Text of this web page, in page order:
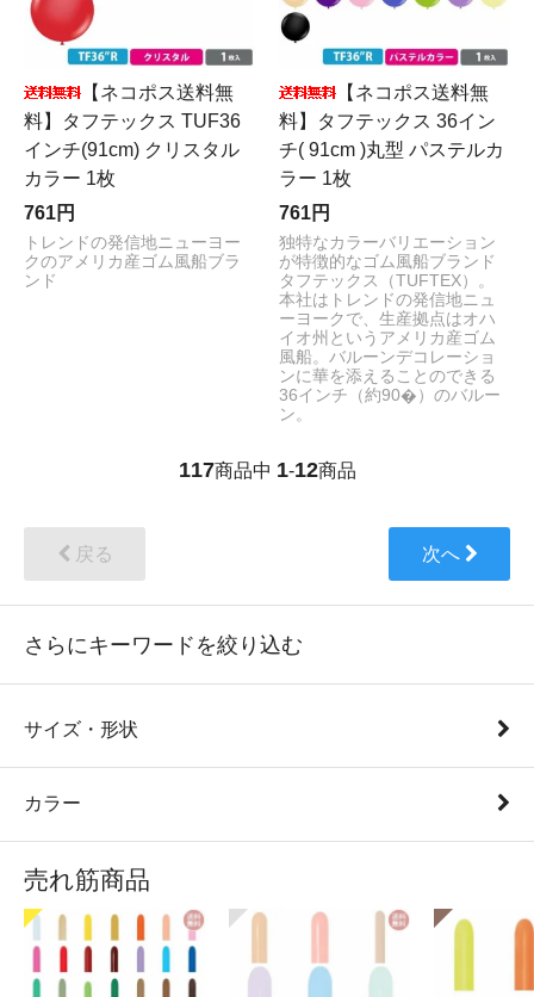
【ネコポス送料無
料】タフテックス TUF36
インチ(91cm) クリスタル
カラー 1枚
761円
トレンドの発信地ニューヨー
クのアメリカ産ゴム風船ブラ
ンド
【ネコポス送料無
料】タフテックス 36イン
チ( 91cm )丸型 パステルカ
ラー 1枚
761円
独特なカラーバリエーション
が特徴的なゴム風船ブランド
タフテックス（TUFTEX）。
本社はトレンドの発信地ニュ
ーヨークで、生産拠点はオハ
イオ州というアメリカ産ゴム
風船。バルーンデコレーショ
ンに華を添えることのできる
36インチ（約90�）のバルー
ン。
117商品中 1-12商品
戻る 次へ
さらにキーワードを絞り込む
サイズ・形状
カラー
売れ筋商品